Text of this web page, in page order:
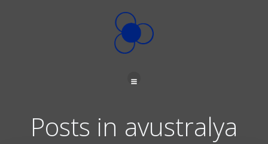
geç
Posts in avustralya